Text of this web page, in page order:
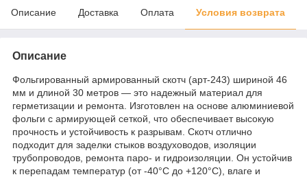
Описание Доставка Оплата Условия возврата
Описание
Фольгированный армированный скотч (арт-243) шириной 46
мм и длиной 30 метров — это надежный материал для
герметизации и ремонта. Изготовлен на основе алюминиевой
фольги с армирующей сеткой, что обеспечивает высокую
прочность и устойчивость к разрывам. Скотч отлично
подходит для заделки стыков воздуховодов, изоляции
трубопроводов, ремонта паро- и гидроизоляции. Он устойчив
к перепадам температур (от -40°C до +120°C), влаге и